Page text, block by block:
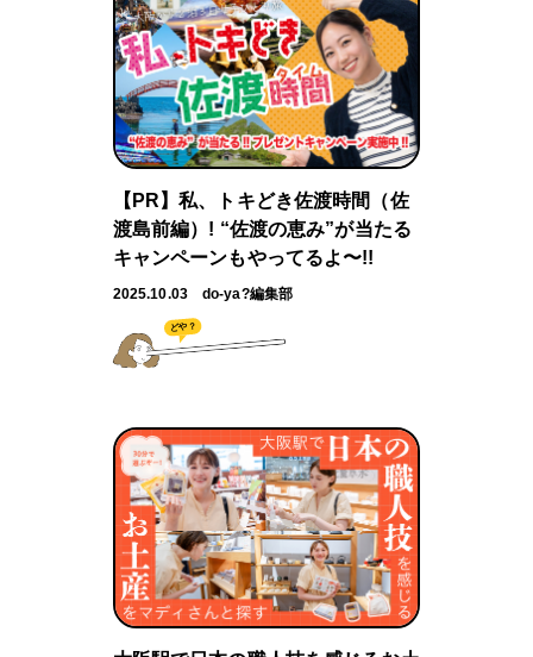
【PR】私、トキどき佐渡時間（佐
渡島前編）! “佐渡の恵み”が当たる
キャンペーンもやってるよ〜!!
2025.10.03 do-ya?編集部
どや？